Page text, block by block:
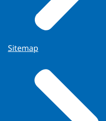
Sitemap